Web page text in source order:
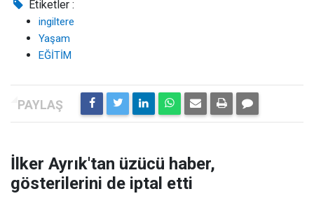
Etiketler :
ingiltere
Yaşam
EĞİTİM
İlker Ayrık'tan üzücü haber,
gösterilerini de iptal etti